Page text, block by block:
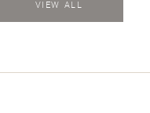
VIEW ALL